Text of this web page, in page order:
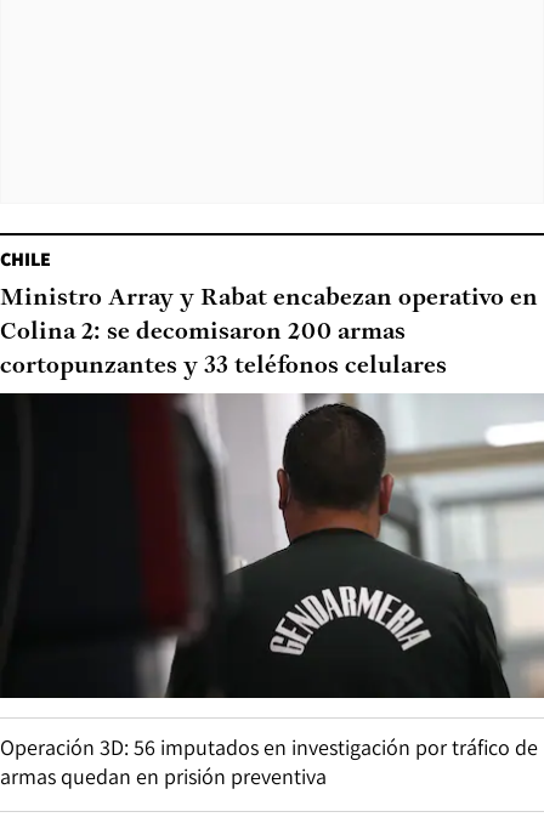
CHILE
Ministro Array y Rabat encabezan operativo en
Colina 2: se decomisaron 200 armas
cortopunzantes y 33 teléfonos celulares
Operación 3D: 56 imputados en investigación por tráfico de
armas quedan en prisión preventiva